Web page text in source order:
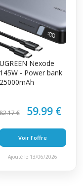
UGREEN Nexode
145W - Power bank
25000mAh
€ 59.99 €
Voir l'offre
Ajouté le 13/06/2026